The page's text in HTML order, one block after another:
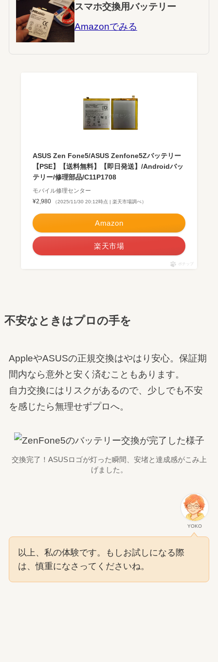
スマホ交換用バッテリー
Amazonでみる
ASUS Zen Fone5/ASUS Zenfone5Zバッテリー
【PSE】【送料無料】【即日発送】/Androidバッ
テリー/修理部品/C11P1708
モバイル修理センター
¥2,980
（2025/11/30 20:12時点 | 楽天市場調べ）
Amazon
楽天市場
ポチップ
不安なときはプロの手を
AppleやASUSの正規交換はやはり安心。保証期
間内なら意外と安く済むこともあります。
自力交換にはリスクがあるので、少しでも不安
を感じたら無理せずプロへ。
交換完了！ASUSロゴが灯った瞬間、安堵と達成感がこみ上
げました。
YOKO
以上、私の体験です。もしお試しになる際
は、慎重になさってくださいね。